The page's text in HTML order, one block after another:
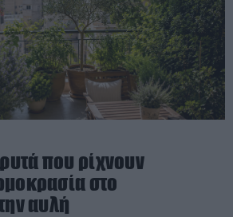
που ρίχνουν
στο
αυλή